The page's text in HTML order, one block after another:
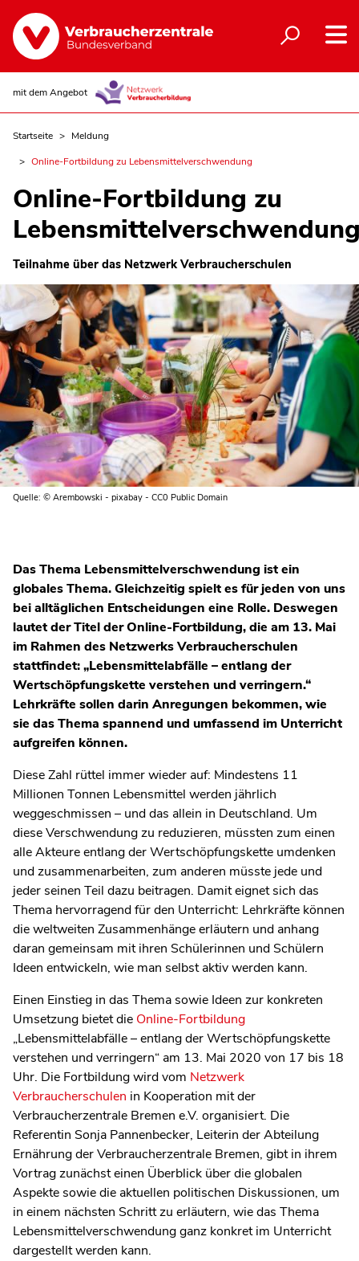
mit dem Angebot
Startseite
Meldung
Online-Fortbildung zu Lebensmittelverschwendung
Online-Fortbildung zu
Teilnahme über das Netzwerk Verbraucherschulen
Quelle: © Arembowski - pixabay - CC0 Public Domain
Das Thema Lebensmittelverschwendung ist ein
globales Thema. Gleichzeitig spielt es für jeden von uns
bei alltäglichen Entscheidungen eine Rolle. Deswegen
lautet der Titel der Online-Fortbildung, die am 13. Mai
im Rahmen des Netzwerks Verbraucherschulen
stattfindet: „Lebensmittelabfälle – entlang der
Wertschöpfungskette verstehen und verringern.“
Lehrkräfte sollen darin Anregungen bekommen, wie
sie das Thema spannend und umfassend im Unterricht
aufgreifen können.
Diese Zahl rüttel immer wieder auf: Mindestens 11
Millionen Tonnen Lebensmittel werden jährlich
weggeschmissen – und das allein in Deutschland. Um
diese Verschwendung zu reduzieren, müssten zum einen
alle Akteure entlang der Wertschöpfungskette umdenken
und zusammenarbeiten, zum anderen müsste jede und
jeder seinen Teil dazu beitragen. Damit eignet sich das
Thema hervorragend für den Unterricht: Lehrkräfte können
die weltweiten Zusammenhänge erläutern und anhang
daran gemeinsam mit ihren Schülerinnen und Schülern
Ideen entwickeln, wie man selbst aktiv werden kann.
Einen Einstieg in das Thema sowie Ideen zur konkreten
Umsetzung bietet die Online-Fortbildung
„Lebensmittelabfälle – entlang der Wertschöpfungskette
verstehen und verringern“ am 13. Mai 2020 von 17 bis 18
Uhr. Die Fortbildung wird vom Netzwerk
Verbraucherschulen in Kooperation mit der
Verbraucherzentrale Bremen e.V. organisiert. Die
Referentin Sonja Pannenbecker, Leiterin der Abteilung
Ernährung der Verbraucherzentrale Bremen, gibt in ihrem
Vortrag zunächst einen Überblick über die globalen
Aspekte sowie die aktuellen politischen Diskussionen, um
in einem nächsten Schritt zu erläutern, wie das Thema
Lebensmittelverschwendung ganz konkret im Unterricht
dargestellt werden kann.